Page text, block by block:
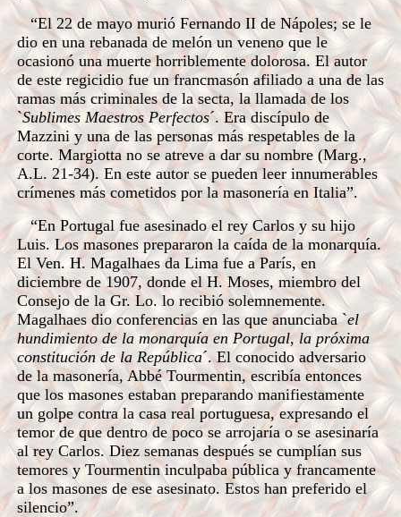
“El 22 de mayo murió Fernando II de Nápoles; se le
dio en una rebanada de melón un veneno que le
ocasionó una muerte horriblemente dolorosa. El autor
de este regicidio fue un francmasón afiliado a una de las
ramas más criminales de la secta, la llamada de los
`Sublimes Maestros Perfectos´. Era discípulo de
Mazzini y una de las personas más respetables de la
corte. Margiotta no se atreve a dar su nombre (Marg.,
A.L. 21-34). En este autor se pueden leer innumerables
crímenes más cometidos por la masonería en Italia”.
“En Portugal fue asesinado el rey Carlos y su hijo
Luis. Los masones prepararon la caída de la monarquía.
El Ven. H. Magalhaes da Lima fue a París, en
diciembre de 1907, donde el H. Moses, miembro del
Consejo de la Gr. Lo. lo recibió solemnemente.
Magalhaes dio conferencias en las que anunciaba `el
hundimiento de la monarquía en Portugal, la próxima
constitución de la República´. El conocido adversario
de la masonería, Abbé Tourmentin, escribía entonces
que los masones estaban preparando manifiestamente
un golpe contra la casa real portuguesa, expresando el
temor de que dentro de poco se arrojaría o se asesinaría
al rey Carlos. Diez semanas después se cumplían sus
temores y Tourmentin inculpaba pública y francamente
a los masones de ese asesinato. Estos han preferido el
silencio”.